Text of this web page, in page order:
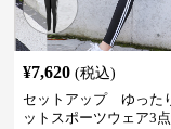
¥7,620 (税込)
セットアップ ゆった
ットスポーツウェア3